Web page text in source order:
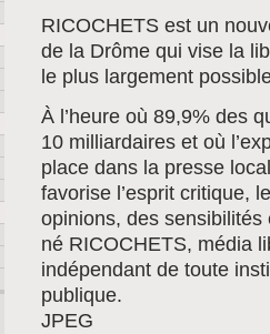
RICOCHETS est un
de la Drôme qui vise la
le plus largement
À l’heure où 89,9% des
10 milliardaires et où
place dans la presse
favorise l’esprit critique,
opinions, des
né RICOCHETS, média
indépendant de toute
publique.
JPEG